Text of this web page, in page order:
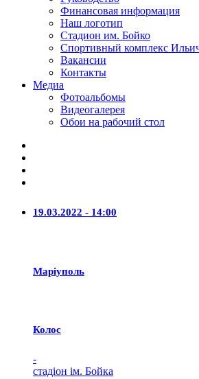
Финансовая информация
Наш логотип
Стадион им. Бойко
Спортивный комплекс
Вакансии
Контакты
Медиа
Фотоальбомы
Видеогалерея
Обои на рабочий стол
19.03.2022 - 14:00
Маріуполь
Колос
-
стадіон ім. Бойка